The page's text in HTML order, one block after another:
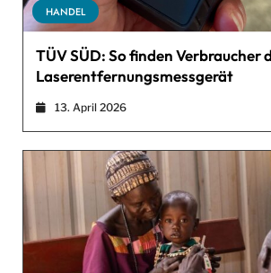
HANDEL
TÜV SÜD: So finden Verbraucher
Laserentfernungsmessgerät
13. April 2026